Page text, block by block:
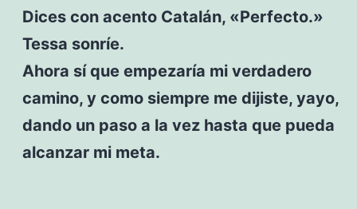
Dices con acento Catalán, «Perfecto.»
Tessa sonríe.
Ahora sí que empezaría mi verdadero
camino, y como siempre me dijiste, yayo,
dando un paso a la vez hasta que pueda
alcanzar mi meta.